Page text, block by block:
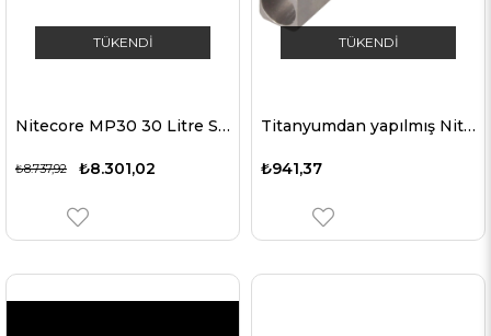
TÜKENDI
Nitecore MP30 30 Litre Sırt Çantası
₺8.301,02
₺8.737,92
TÜKENDI
Titanyumdan yapılmış Nitecore tek odacıklı acil durum sinyal düdüğü, 120db Anahtarlık dahil
₺941,37